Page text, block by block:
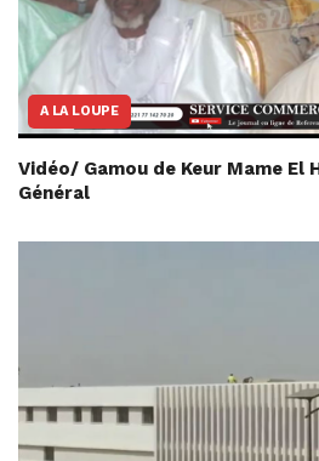
A LA LOUPE
Vidéo/ Gamou de Keur Mame El
Général